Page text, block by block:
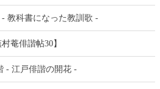
教科書になった教訓歌 -
村菴俳諧帖30】
- 江戸俳諧の開花 -